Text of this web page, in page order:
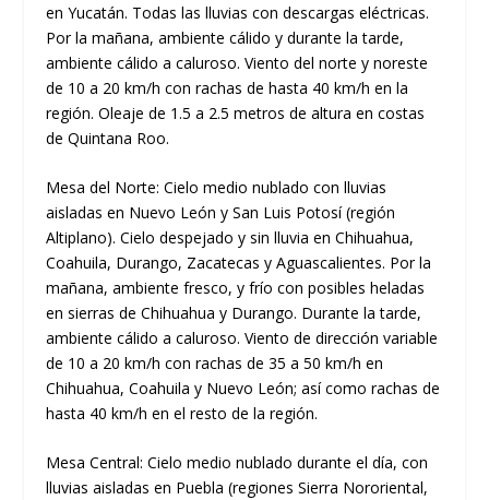
en Yucatán. Todas las lluvias con descargas eléctricas.
Por la mañana, ambiente cálido y durante la tarde,
ambiente cálido a caluroso. Viento del norte y noreste
de 10 a 20 km/h con rachas de hasta 40 km/h en la
región. Oleaje de 1.5 a 2.5 metros de altura en costas
de Quintana Roo.
Mesa del Norte: Cielo medio nublado con lluvias
aisladas en Nuevo León y San Luis Potosí (región
Altiplano). Cielo despejado y sin lluvia en Chihuahua,
Coahuila, Durango, Zacatecas y Aguascalientes. Por la
mañana, ambiente fresco, y frío con posibles heladas
en sierras de Chihuahua y Durango. Durante la tarde,
ambiente cálido a caluroso. Viento de dirección variable
de 10 a 20 km/h con rachas de 35 a 50 km/h en
Chihuahua, Coahuila y Nuevo León; así como rachas de
hasta 40 km/h en el resto de la región.
Mesa Central: Cielo medio nublado durante el día, con
lluvias aisladas en Puebla (regiones Sierra Nororiental,